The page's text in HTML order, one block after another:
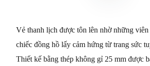
Vẻ thanh lịch được tôn lên nhờ những viên
chiếc đồng hồ lấy cảm hứng từ trang sức
Thiết kế bằng thép không gỉ 25 mm được